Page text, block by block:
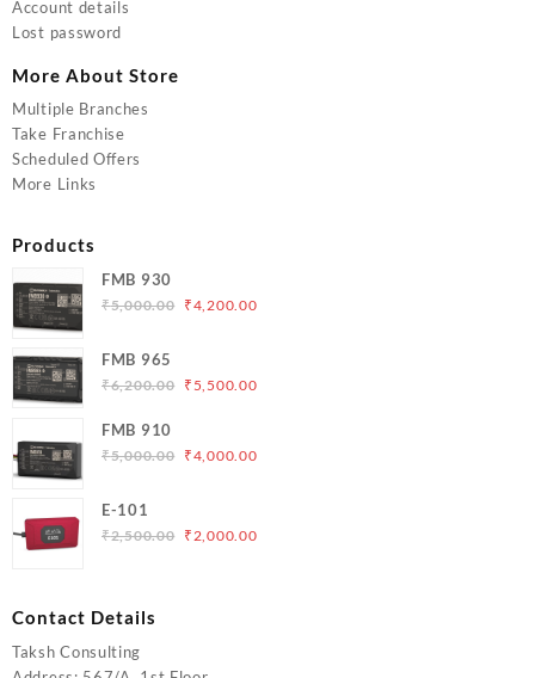
Account details
Lost password
More About Store
Multiple Branches
Take Franchise
Scheduled Offers
More Links
Products
FMB 930
₹5,000.00 Original
₹5,000.00.
₹4,200.00Current
FMB 965
₹6,200.00 Original
₹6,200.00.
₹ 5,500.00Current
₹5,500.00.
FMB 910
₹5,000.00 Original
₹5,000.00.
₹4,000.00Current
E-101
₹2,500.00 Original
₹2,000.00Current
Contact Details
Taksh Consulting